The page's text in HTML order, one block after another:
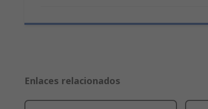
Enlaces relacionados